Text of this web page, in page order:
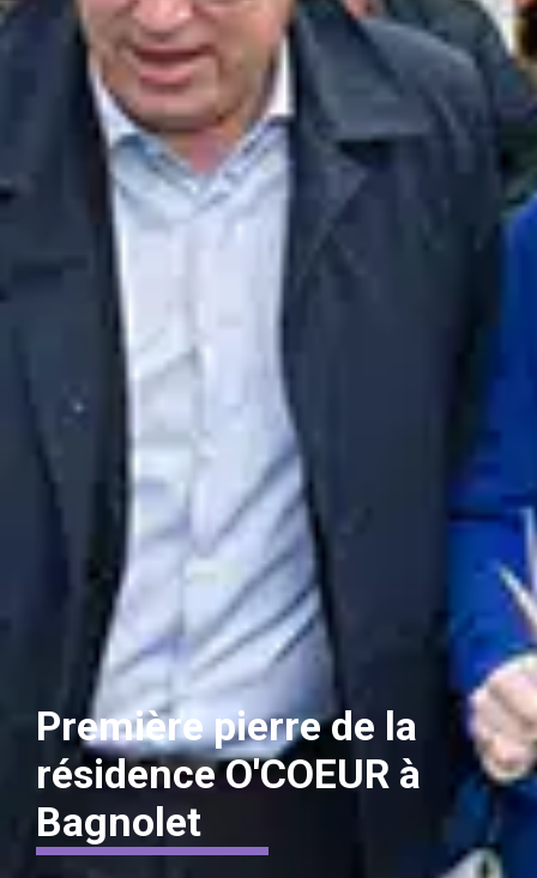
Première pierre de la
résidence O'COEUR à
Bagnolet